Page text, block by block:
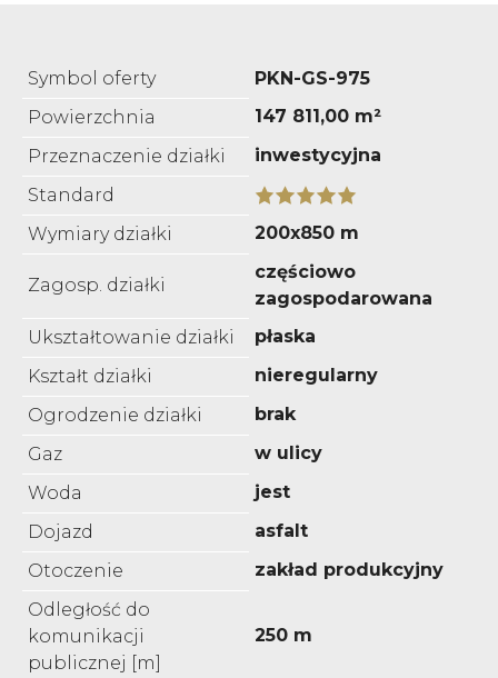
Symbol oferty
PKN-GS-975
Powierzchnia
147 811,00 m²
Przeznaczenie działki
inwestycyjna
Standard
Wymiary działki
200x850 m
Zagosp. działki
częściowo
zagospodarowana
Ukształtowanie działki
płaska
Kształt działki
nieregularny
Ogrodzenie działki
brak
Gaz
w ulicy
Woda
jest
Dojazd
asfalt
Otoczenie
zakład produkcyjny
Odległość do
komunikacji
publicznej [m]
250 m